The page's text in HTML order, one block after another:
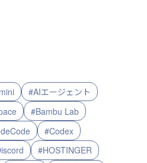
#AIエージェント
#Bambu Lab
#Codex
#HOSTINGER